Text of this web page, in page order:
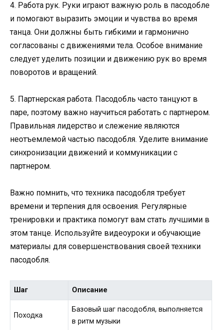
4. Работа рук. Руки играют важную роль в пасодобле
и помогают выразить эмоции и чувства во время
танца. Они должны быть гибкими и гармонично
согласованы с движениями тела. Особое внимание
следует уделить позиции и движению рук во время
поворотов и вращений.
5. Партнерская работа. Пасодобль часто танцуют в
паре, поэтому важно научиться работать с партнером.
Правильная лидерство и слежение являются
неотъемлемой частью пасодобля. Уделите внимание
синхронизации движений и коммуникации с
партнером.
Важно помнить, что техника пасодобля требует
времени и терпения для освоения. Регулярные
тренировки и практика помогут вам стать лучшими в
этом танце. Используйте видеоуроки и обучающие
материалы для совершенствования своей техники
пасодобля.
Шаг Описание
Походка
Базовый шаг пасодобля, выполняется
в ритм музыки